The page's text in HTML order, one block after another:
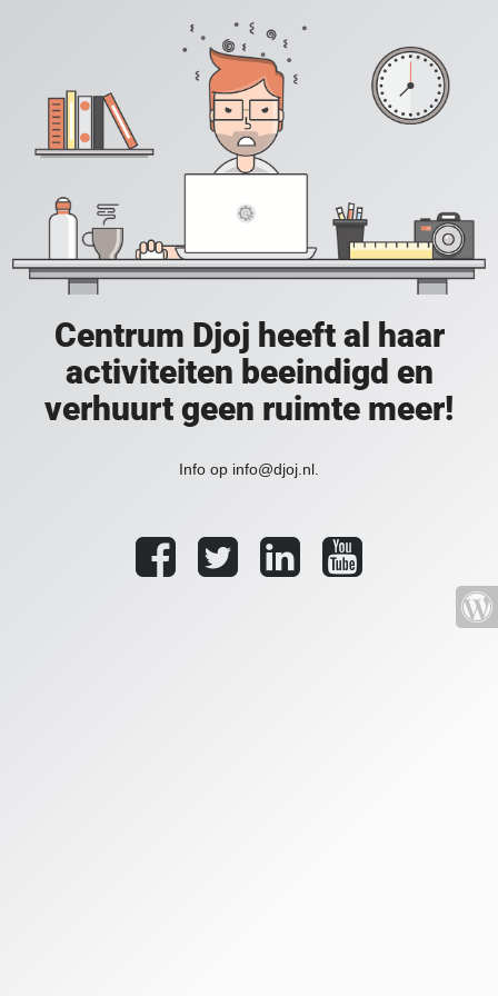
Centrum Djoj heeft al haar
activiteiten beeindigd en
verhuurt geen ruimte meer!
Info op info@djoj.nl.